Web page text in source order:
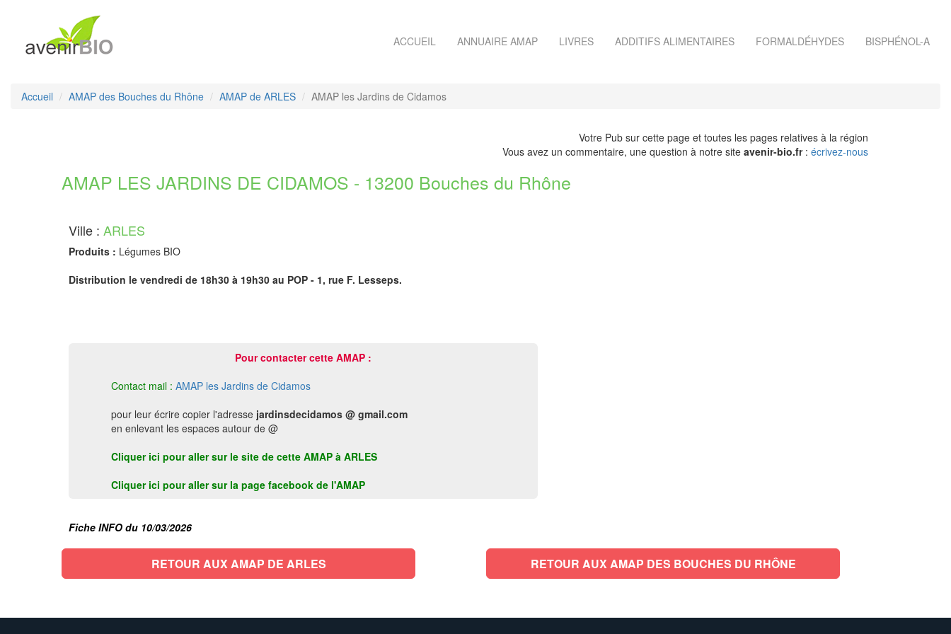
ACCUEIL ANNUAIRE AMAP LIVRES ADDITIFS ALIMENTAIRES FORMALDÉHYDES BISPHÉNOL-A
Accueil AMAP des Bouches du Rhône AMAP de ARLES AMAP les Jardins de Cidamos
Votre Pub sur cette page et toutes les pages relatives à la région
Vous avez un commentaire, une question à notre site avenir-bio.fr: écrivez-nous
AMAP LES JARDINS DE CIDAMOS - 13200 Bouches du Rhône
Ville : ARLES
Produits : Légumes BIO
Distribution le vendredi de 18h30 à 19h30 au POP - 1, rue F. Lesseps.
Pour contacter cette AMAP :
Contact mail : AMAP les Jardins de Cidamos
pour leur écrire copier l'adresse jardinsdecidamos @ gmail.com
en enlevant les espaces autour de @
Cliquer ici pour aller sur le site de cette AMAP à ARLES
Cliquer ici pour aller sur la page facebook de l'AMAP
Fiche INFO du 10/03/2026
RETOUR AUX AMAP DE ARLES RETOUR AUX AMAP DES BOUCHES DU RHÔNE